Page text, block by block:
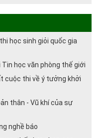
học sinh giỏi quốc gia
học văn phòng thế giới
cuộc thi về ý tưởng khởi
thân - Vũ khí của sự
nghề báo